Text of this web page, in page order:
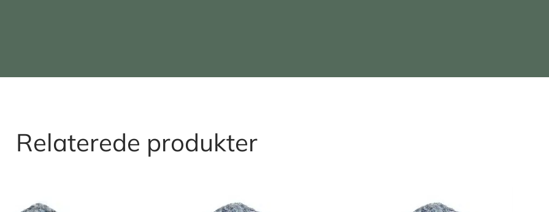
Relaterede produkter